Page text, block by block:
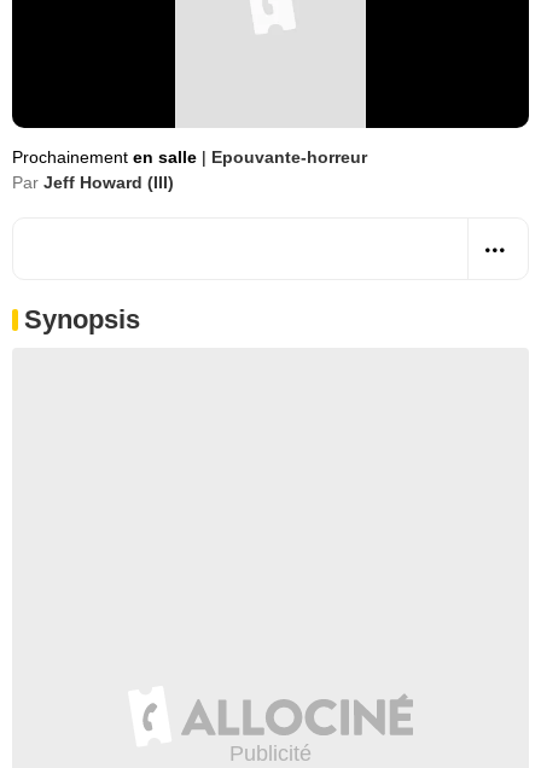
Prochainement en salle | Epouvante-horreur
Par Jeff Howard (III)
Synopsis